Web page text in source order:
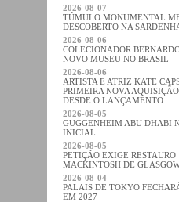
2026-08-07
TÚMULO MONUMENTAL
DESCOBERTO NA
2026-08-06
COLECIONADOR
NOVO MUSEU NO BRASIL
2026-08-06
ARTISTA E ATRIZ KATE
PRIMEIRA NOVA
DESDE O LANÇAMENTO
2026-08-05
GUGGENHEIM ABU DHABI
INICIAL
2026-08-05
PETIÇÃO EXIGE RESTAURO
MACKINTOSH DE
2026-08-04
PALAIS DE TOKYO
EM 2027